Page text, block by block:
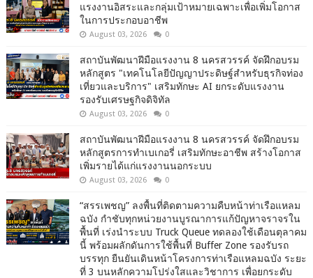
แรงงานอิสระและกลุ่มเป้าหมายเฉพาะเพื่อเพิ่มโอกาส
ในการประกอบอาชีพ
August 03, 2026 0
สถาบันพัฒนาฝีมือแรงงาน 8 นครสวรรค์ จัดฝึกอบรม
หลักสูตร "เทคโนโลยีปัญญาประดิษฐ์สำหรับธุรกิจท่อง
เที่ยวและบริการ" เสริมทักษะ AI ยกระดับแรงงาน
รองรับเศรษฐกิจดิจิทัล
August 03, 2026 0
สถาบันพัฒนาฝีมือแรงงาน 8 นครสวรรค์ จัดฝึกอบรม
หลักสูตรการทำเบเกอรี่ เสริมทักษะอาชีพ สร้างโอกาส
เพิ่มรายได้แก่แรงงานนอกระบบ
August 03, 2026 0
“สรรเพชญ” ลงพื้นที่ติดตามความคืบหน้าท่าเรือแหลม
ฉบัง กำชับทุกหน่วยงานบูรณาการแก้ปัญหาจราจรใน
พื้นที่ เร่งนำระบบ Truck Queue ทดลองใช้เดือนตุลาคม
นี้ พร้อมผลักดันการใช้พื้นที่ Buffer Zone รองรับรถ
บรรทุก ยืนยันเดินหน้าโครงการท่าเรือแหลมฉบัง ระยะ
ที่ 3 บนหลักความโปร่งใสและวิชาการ เพื่อยกระดับ